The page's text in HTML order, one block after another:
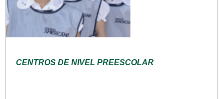
CENTROS DE NIVEL PREESCOLAR